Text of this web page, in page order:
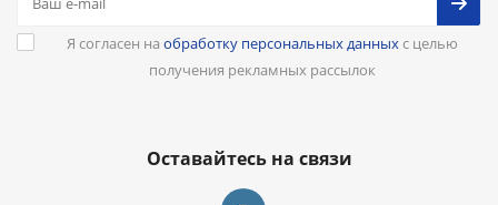
Я согласен на обработку персональных данныхс целью
получения рекламных рассылок
Оставайтесь на связи